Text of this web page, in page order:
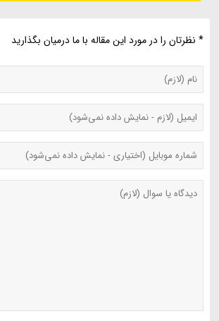
* نظرتان را در مورد این مقاله با ما درمیان بگذارید